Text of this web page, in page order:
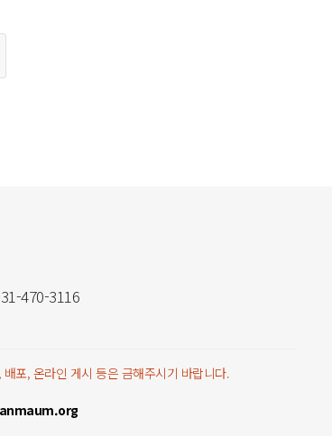
470-3116
포, 온라인 게시 등은 금해주시기 바랍니다.